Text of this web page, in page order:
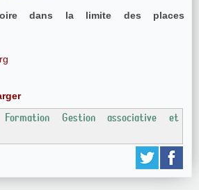
dans la limite des places
Formation Gestion associative et